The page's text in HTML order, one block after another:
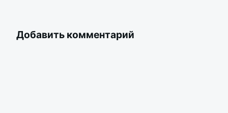
Добавить комментарий